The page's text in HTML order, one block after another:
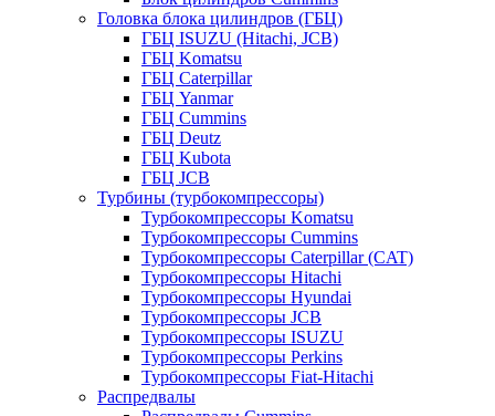
Головка блока цилиндров (ГБЦ)
ГБЦ ISUZU (Hitachi, JCB)
ГБЦ Komatsu
ГБЦ Caterpillar
ГБЦ Yanmar
ГБЦ Cummins
ГБЦ Deutz
ГБЦ Kubota
ГБЦ JCB
Турбины (турбокомпрессоры)
Турбокомпрессоры Komatsu
Турбокомпрессоры Cummins
Турбокомпрессоры Caterpillar (CAT)
Турбокомпрессоры Hitachi
Турбокомпрессоры Hyundai
Турбокомпрессоры JCB
Турбокомпрессоры ISUZU
Турбокомпрессоры Perkins
Турбокомпрессоры Fiat-Hitachi
Распредвалы